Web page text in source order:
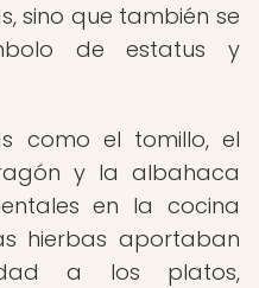
sino que también se
de estatus y
como el tomillo, el
y la albahaca
en la cocina
hierbas aportaban
a los platos,